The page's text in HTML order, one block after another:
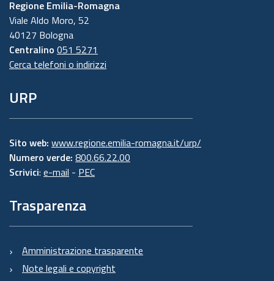
Regione Emilia-Romagna
Viale Aldo Moro, 52
40127 Bologna
Centralino 051 5271
Cerca telefoni o indirizzi
URP
Sito web: www.regione.emilia-romagna.it/urp/
Numero verde: 800.66.22.00
Scrivici: e-mail - PEC
Trasparenza
Amministrazione trasparente
Note legali e copyright